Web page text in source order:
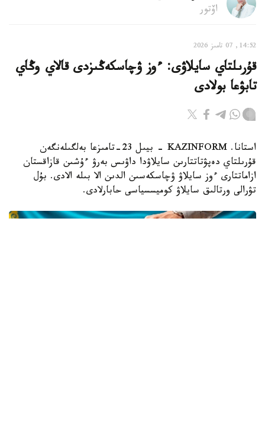
اۆتور
14:52, 07 تامىز 2026
قۇرىلتاي سايلاۋى: ءوز ۋچاسكەڭىزدى قالاي وڭاي
تابۋعا بولادى
استانا. KAZINFORM - بيىل 23-تامىزعا بەلگىلەنگەن
قۇرىلتاي دەپۋتاتتارىن سايلاۋدا داۋىس بەرۋ ءۇشىن قازاقستان
ازاماتتارى ءوز سايلاۋ ۋچاسكەسىن الدىن الا بىلە الادى. بۇل
تۋرالى ورتالىق سايلاۋ كوميسسياسى حابارلادى.